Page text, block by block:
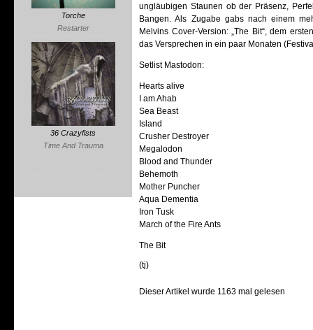
Torche
Restarter
36 Crazyfists
Time And Trauma
ungläubigen Staunen ob der Präsenz,
Bangen. Als Zugabe gabs nach einem
Melvins Cover-Version: „The Bit“, dem
das Versprechen in ein paar Monaten
Setlist Mastodon:
Hearts alive
I am Ahab
Sea Beast
Island
Crusher Destroyer
Megalodon
Blood and Thunder
Behemoth
Mother Puncher
Aqua Dementia
Iron Tusk
March of the Fire Ants
The Bit
(tj)
Dieser Artikel wurde 1163 mal gelesen